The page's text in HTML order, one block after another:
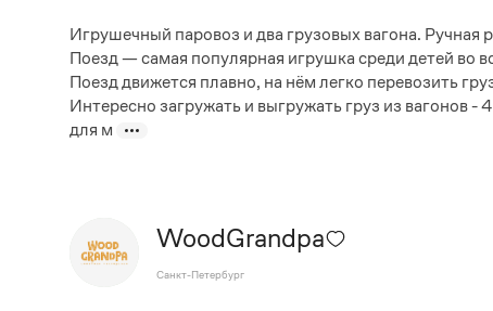
Игрушечный паровоз и два грузовых вагона. Ручная
Поезд — самая популярная игрушка среди детей
Поезд движется плавно, на нём легко перевозить
Интересно загружать и выгружать груз из вагонов
для м
WoodGrandpa
Санкт-Петербург